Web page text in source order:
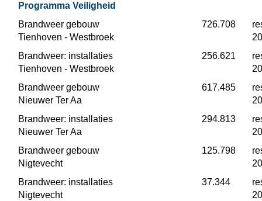
Programma Veiligheid
Brandweer gebouw
Tienhoven - Westbroek
726.708
Brandweer: installaties
Tienhoven - Westbroek
256.621
Brandweer gebouw
Nieuwer Ter Aa
617.485
Brandweer: installaties
Nieuwer Ter Aa
294.813
Brandweer gebouw
Nigtevecht
125.798
Brandweer: installaties
Nigtevecht
37.344